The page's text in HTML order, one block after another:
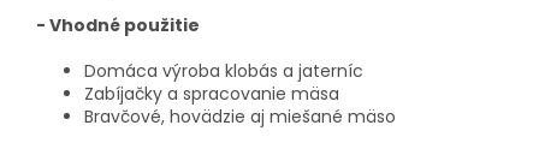
- Vhodné použitie
Domáca výroba klobás a jaterníc
Zabíjačky a spracovanie mäsa
Bravčové, hovädzie aj miešané mäso